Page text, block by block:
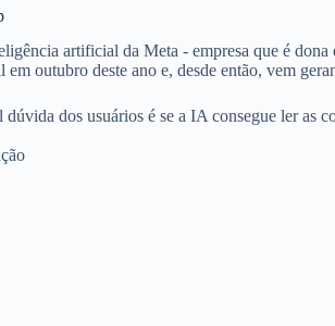
artificial da Meta - empresa que é
em outubro deste ano e, desde então, vem
dos usuários é se a IA consegue ler as